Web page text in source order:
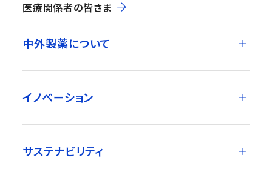
医療関係者の皆さま
中外製薬について
イノベーション
サステナビリティ